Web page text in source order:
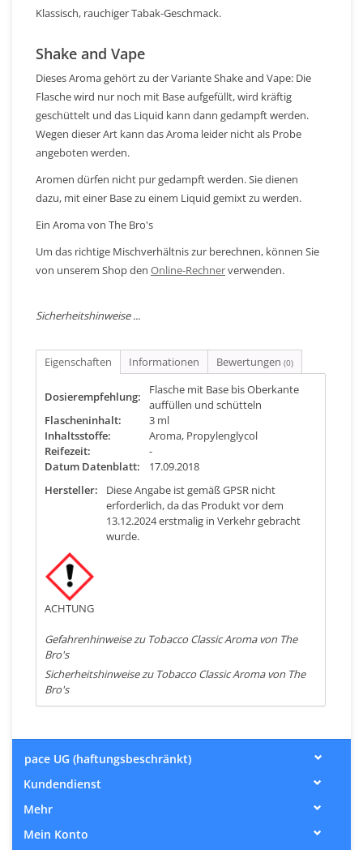
Klassisch, rauchiger Tabak-Geschmack.
Shake and Vape
Dieses Aroma gehört zu der Variante Shake and Vape: Die
Flasche wird nur noch mit Base aufgefüllt, wird kräftig
geschüttelt und das Liquid kann dann gedampft werden.
Wegen dieser Art kann das Aroma leider nicht als Probe
angeboten werden.
Aromen dürfen nicht pur gedampft werden. Sie dienen
dazu, mit einer Base zu einem Liquid gemixt zu werden.
Ein Aroma von The Bro's
Um das richtige Mischverhältnis zur berechnen, können Sie
von unserem Shop den Online-Rechnerverwenden.
Sicherheitshinweise ...
Eigenschaften Informationen Bewertungen (0)
Dosierempfehlung:
Flasche mit Base bis Oberkante
auffüllen und schütteln
Flascheninhalt:
3 ml
Inhaltsstoffe:
Aroma, Propylenglycol
Reifezeit:
-
Datum Datenblatt:
17.09.2018
Hersteller:
Diese Angabe ist gemäß GPSR nicht
erforderlich, da das Produkt vor dem
13.12.2024 erstmalig in Verkehr gebracht
wurde.
ACHTUNG
Gefahrenhinweise zu Tobacco Classic Aroma von The
Bro's
Sicherheitshinweise zu Tobacco Classic Aroma von The
Bro's
pace UG (haftungsbeschränkt)
Kundendienst
Mehr
Mein Konto